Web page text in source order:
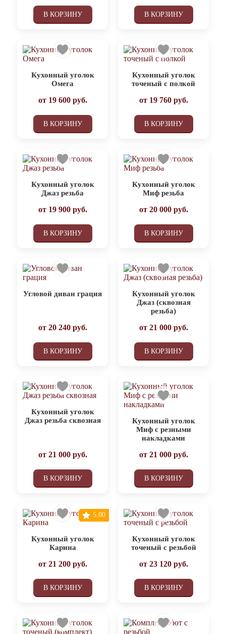
В КОРЗИНУ В КОРЗИНУ
Кухонный уголок
Омега
от 19 600руб.
В КОРЗИНУ
Кухонный уголок
точеный с полкой
от 19 760руб.
В КОРЗИНУ
Кухонный уголок
Джаз резьба
от 19 900руб.
В КОРЗИНУ
Кухонный уголок
Миф резьба
от 20 000руб.
В КОРЗИНУ
Угловой диван грация
от 20 240руб.
В КОРЗИНУ
Кухонный уголок
Джаз (сквозная
резьба)
от 21 000руб.
В КОРЗИНУ
Кухонный уголок
Джаз резьба сквозная
от 21 000руб.
В КОРЗИНУ
Кухонный уголок
Миф с резными
накладками
от 21 000руб.
В КОРЗИНУ
Кухонный уголок
Карина
от 21 200руб.
В КОРЗИНУ
5.00
Кухонный уголок
точеный с резьбой
от 23 120руб.
В КОРЗИНУ